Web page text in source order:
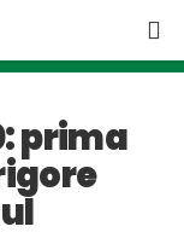
prima